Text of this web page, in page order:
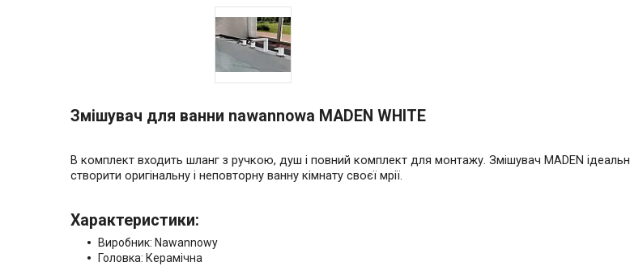
Змішувач для ванни nawannowa MADEN WHITE
В комплект входить шланг з ручкою, душ і повний комплект для монтажу. Змішувач MADEN
створити оригінальну і неповторну ванну кімнату своєї мрії.
Характеристики:
Виробник: Nawannowy
Головка: Керамічна